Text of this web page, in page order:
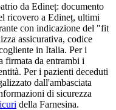
da Edineț: documento
ricovero a Edineț, ultimi
con indicazione del "fit
assicurativa, codice
in Italia. Per i
firmata da entrambi i
Per i pazienti deceduti
dall'ambasciata
di sicurezza
della Farnesina.